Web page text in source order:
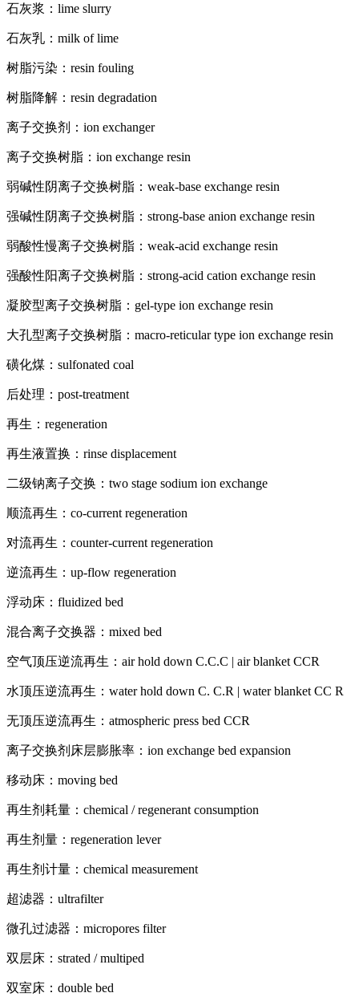
石灰浆：lime slurry
石灰乳：milk of lime
树脂污染：resin fouling
树脂降解：resin degradation
离子交换剂：ion exchanger
离子交换树脂：ion exchange resin
弱碱性阴离子交换树脂：weak-base exchange resin
强碱性阴离子交换树脂：strong-base anion exchange resin
弱酸性慢离子交换树脂：weak-acid exchange resin
强酸性阳离子交换树脂：strong-acid cation exchange resin
凝胶型离子交换树脂：gel-type ion exchange resin
大孔型离子交换树脂：macro-reticular type ion exchange resin
磺化煤：sulfonated coal
后处理：post-treatment
再生：regeneration
再生液置换：rinse displacement
二级钠离子交换：two stage sodium ion exchange
顺流再生：co-current regeneration
对流再生：counter-current regeneration
逆流再生：up-flow regeneration
浮动床：fluidized bed
混合离子交换器：mixed bed
空气顶压逆流再生：air hold down C.C.C | air blanket CCR
水顶压逆流再生：water hold down C. C.R | water blanket CC R
无顶压逆流再生：atmospheric press bed CCR
离子交换剂床层膨胀率：ion exchange bed expansion
移动床：moving bed
再生剂耗量：chemical / regenerant consumption
再生剂量：regeneration lever
再生剂计量：chemical measurement
超滤器：ultrafilter
微孔过滤器：micropores filter
双层床：strated / multiped
双室床：double bed